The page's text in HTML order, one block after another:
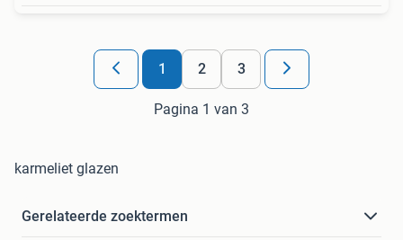
1 2 3
Pagina 1 van 3
karmeliet glazen
Gerelateerde zoektermen